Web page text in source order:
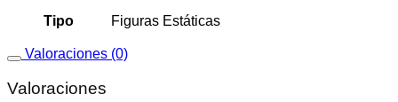
Tipo Figuras Estáticas
Valoraciones (0)
Valoraciones